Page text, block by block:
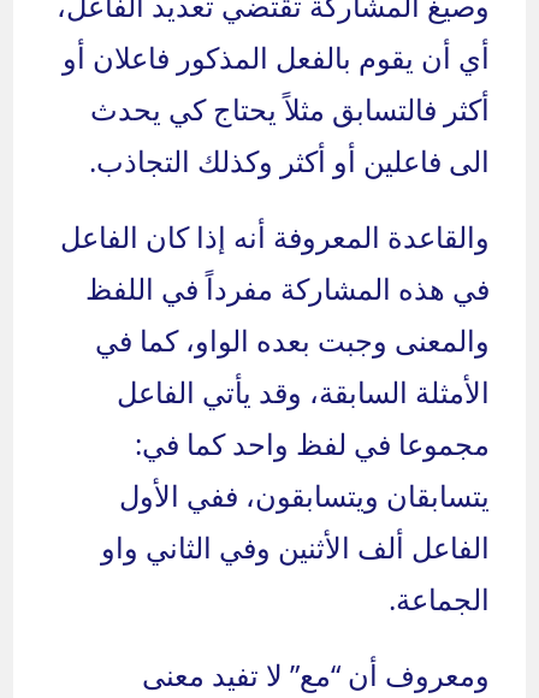
أي أن يقوم بالفعل المذكور فاعلان أو
أكثر فالتسابق مثلاً يحتاج كي يحدث
الى فاعلين أو أكثر وكذلك التجاذب.
والقاعدة المعروفة أنه إذا كان الفاعل
في هذه المشاركة مفرداً في اللفظ
والمعنى وجبت بعده الواو، كما في
الأمثلة السابقة، وقد يأتي الفاعل
مجموعا في لفظ واحد كما في:
يتسابقان ويتسابقون، ففي الأول
الفاعل ألف الأثنين وفي الثاني واو
الجماعة.
ومعروف أن “مع” لا تفيد معنى